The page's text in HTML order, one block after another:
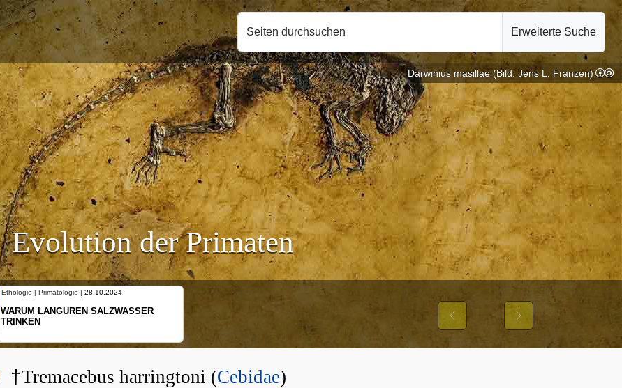
Seiten durchsuchen Erweiterte Suche
Evolution der Primaten
Ethologie | Primatologie | 28.10.2024
WARUM LANGUREN SALZWASSER
TRINKEN
Previous Next
Darwinius masillae (Bild: Jens L. Franzen)
†Tremacebus harringtoni (Cebidae)